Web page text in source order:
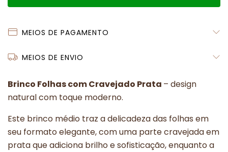
MEIOS DE PAGAMENTO
MEIOS DE ENVIO
Brinco Folhas com Cravejado Prata – design
natural com toque moderno.
Este brinco médio traz a delicadeza das folhas em
seu formato elegante, com uma parte cravejada em
prata que adiciona brilho e sofisticação, enquanto a